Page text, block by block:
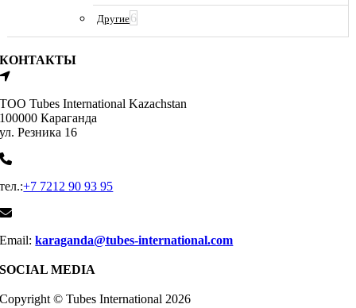
Другие6
КОНТАКТЫ
ТОО Tubes International Kazachstan
100000 Караганда
ул. Резника 16
тел.:+7 7212 90 93 95
Email:karaganda@tubes-international.com
SOCIAL MEDIA
Copyright © Tubes International 2026